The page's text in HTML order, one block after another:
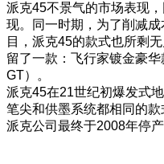
派克45不景气的市场表现
现。同一时期，为了削减
目，派克45的款式也所剩
留了一款：飞行家镀金豪
GT）。
派克45在21世纪初爆发式
笔尖和供墨系统都相同的款
派克公司最终于2008年停产